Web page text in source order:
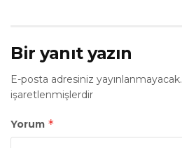
Bir yanıt yazın
E-posta adresiniz yayınlanmayacak.
işaretlenmişlerdir
Yorum *